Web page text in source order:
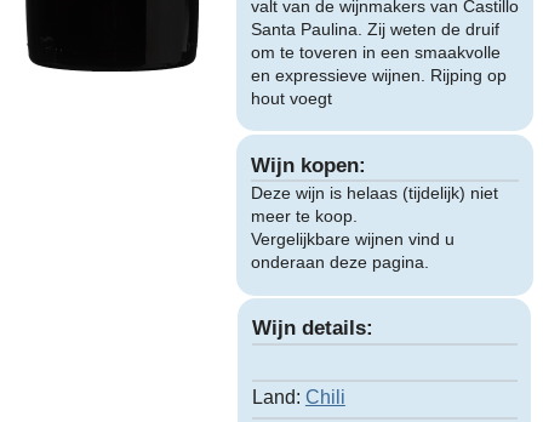
valt van de wijnmakers van Castillo
Santa Paulina. Zij weten de druif
om te toveren in een smaakvolle
en expressieve wijnen. Rijping op
hout voegt
Wijn kopen:
Deze wijn is helaas (tijdelijk) niet
meer te koop.
Vergelijkbare wijnen vind u
onderaan deze pagina.
Wijn details:
Land: Chili